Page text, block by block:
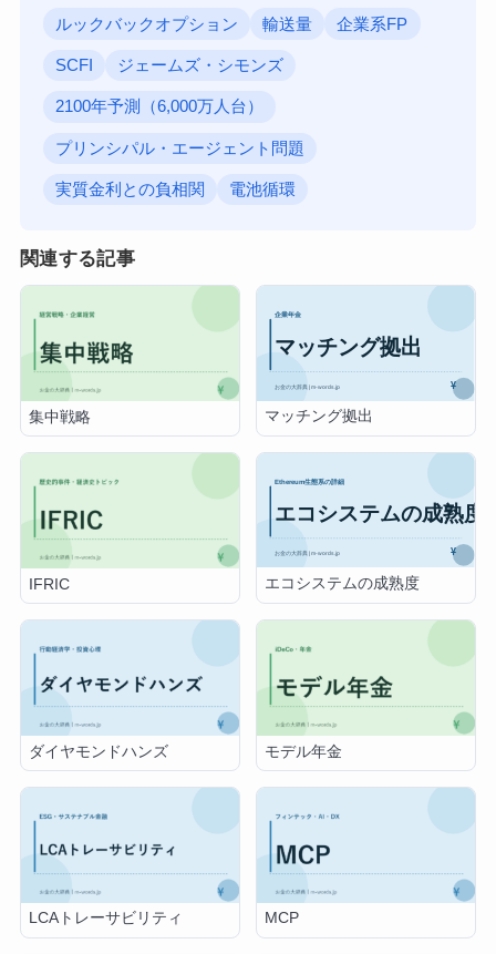
ルックバックオプション 輸送量 企業系FP
SCFI ジェームズ・シモンズ
2100年予測（6,000万人台）
プリンシパル・エージェント問題
実質金利との負相関 電池循環
関連する記事
集中戦略 マッチング拠出
IFRIC エコシステムの成熟度
ダイヤモンドハンズ モデル年金
LCAトレーサビリティ MCP